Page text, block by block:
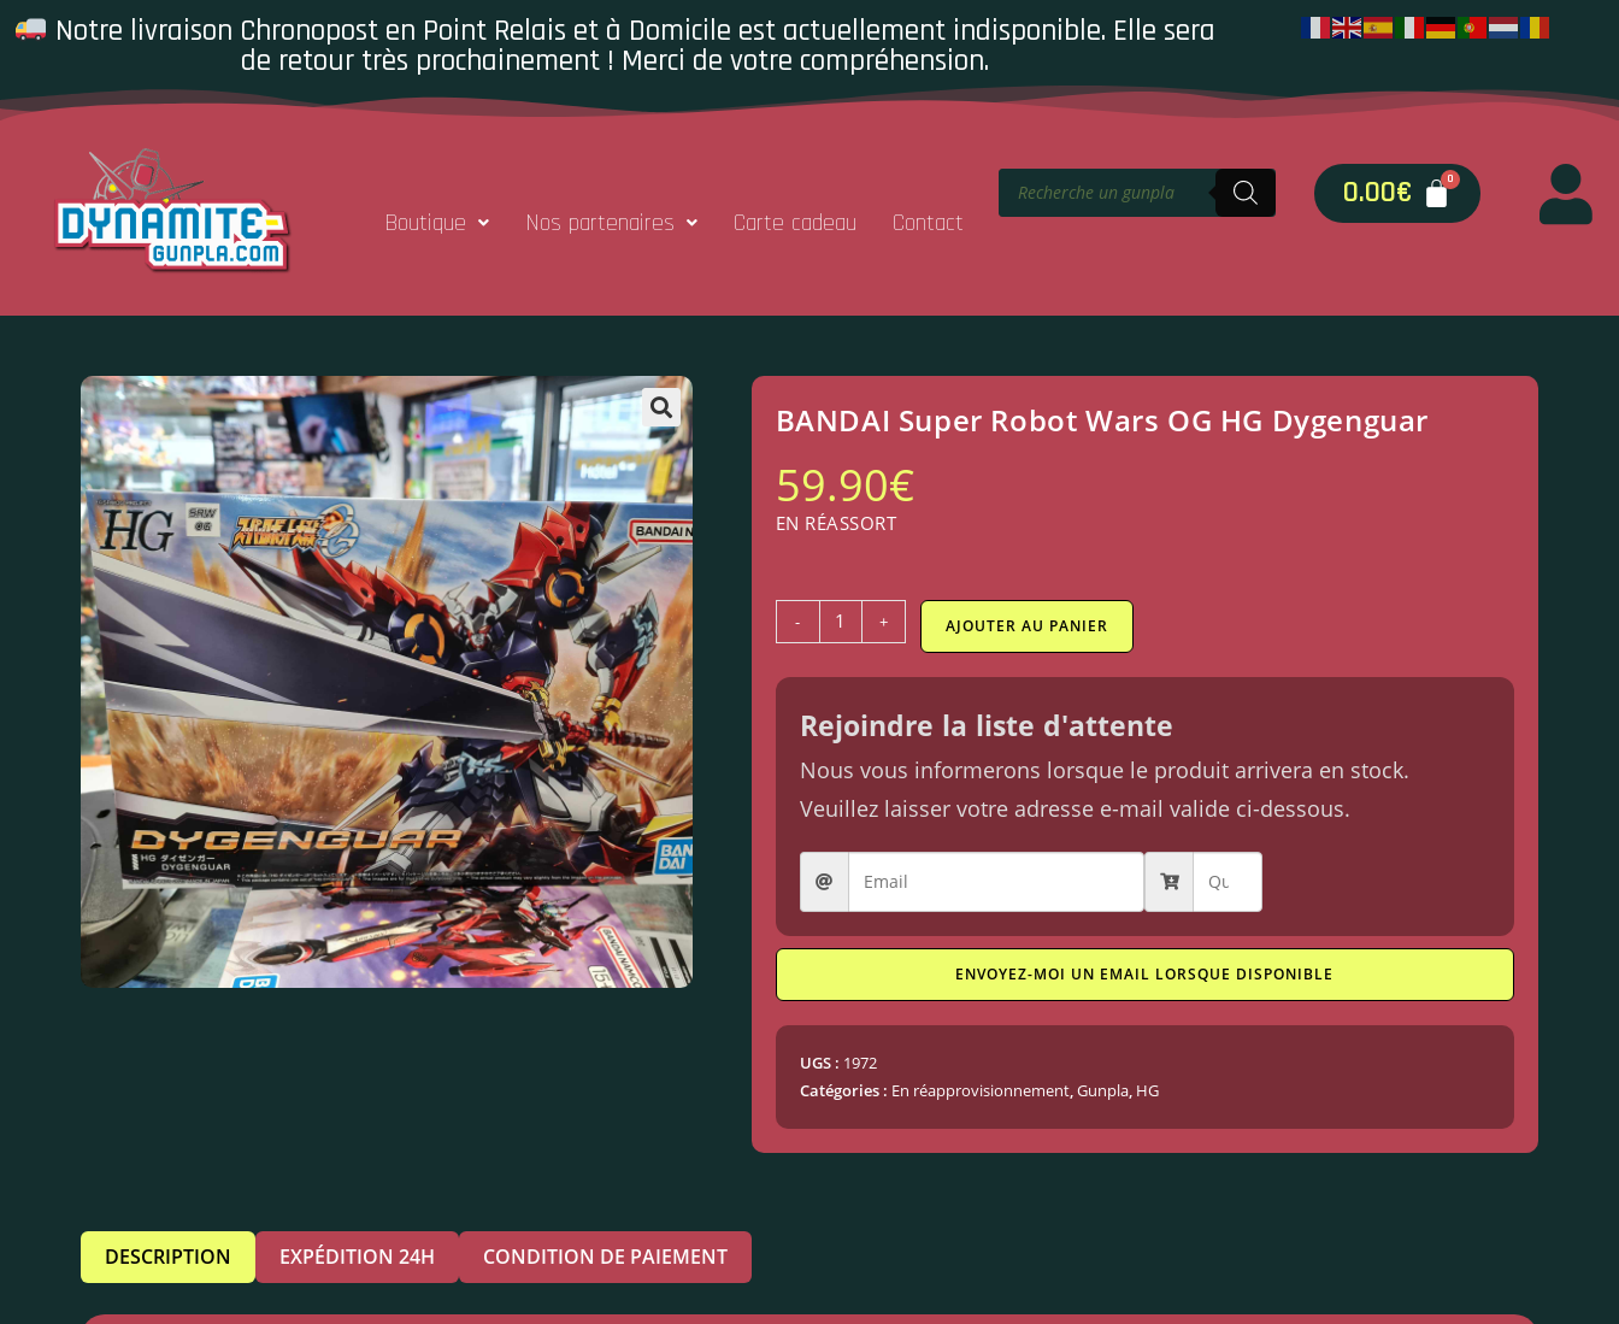
Notre livraison Chronopost en Point Relais et à Domicile est actuellement indisponible. Elle sera
de retour très prochainement ! Merci de votre compréhension.
Boutique Nos partenaires Carte cadeau Contact
0.00€
BANDAI Super Robot Wars OG HG Dygenguar
59.90€
EN RÉASSORT
- + AJOUTER AU PANIER
Rejoindre la liste d'attente
Nous vous informerons lorsque le produit arrivera en stock.
Veuillez laisser votre adresse e-mail valide ci-dessous.
ENVOYEZ-MOI UN EMAIL LORSQUE DISPONIBLE
UGS : 1972
Catégories : En réapprovisionnement, Gunpla, HG
DESCRIPTION EXPÉDITION 24H CONDITION DE PAIEMENT